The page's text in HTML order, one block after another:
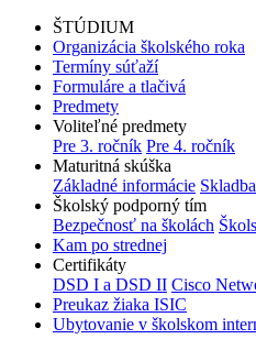
ŠTÚDIUM
Organizácia školského roka
Termíny súťaží
Formuláre a tlačivá
Predmety
Voliteľné predmety
Pre 3. ročník Pre 4. ročník
Maturitná skúška
Základné informácie
Školský podporný tím
Bezpečnosť na školách
Kam po strednej
Certifikáty
DSD I a DSD II Cisco
Preukaz žiaka ISIC
Ubytovanie v školskom